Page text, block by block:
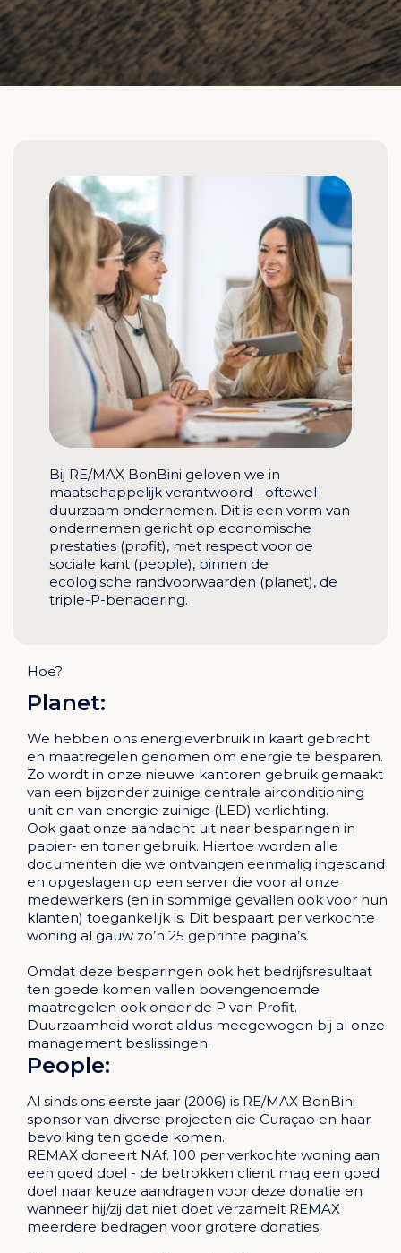
Bij RE/MAX BonBini geloven we in
maatschappelijk verantwoord - oftewel
duurzaam ondernemen. Dit is een vorm van
ondernemen gericht op economische
prestaties (profit), met respect voor de
sociale kant (people), binnen de
ecologische randvoorwaarden (planet), de
triple-P-benadering.
Hoe?
Planet:
We hebben ons energieverbruik in kaart gebracht
en maatregelen genomen om energie te besparen.
Zo wordt in onze nieuwe kantoren gebruik gemaakt
van een bijzonder zuinige centrale airconditioning
unit en van energie zuinige (LED) verlichting.
Ook gaat onze aandacht uit naar besparingen in
papier- en toner gebruik. Hiertoe worden alle
documenten die we ontvangen eenmalig ingescand
en opgeslagen op een server die voor al onze
medewerkers (en in sommige gevallen ook voor hun
klanten) toegankelijk is. Dit bespaart per verkochte
woning al gauw zo’n 25 geprinte pagina’s.
Omdat deze besparingen ook het bedrijfsresultaat
ten goede komen vallen bovengenoemde
maatregelen ook onder de P van Profit.
Duurzaamheid wordt aldus meegewogen bij al onze
management beslissingen.
People:
Al sinds ons eerste jaar (2006) is RE/MAX BonBini
sponsor van diverse projecten die Curaçao en haar
bevolking ten goede komen.
REMAX doneert NAf. 100 per verkochte woning aan
een goed doel - de betrokken client mag een goed
doel naar keuze aandragen voor deze donatie en
wanneer hij/zij dat niet doet verzamelt REMAX
meerdere bedragen voor grotere donaties.